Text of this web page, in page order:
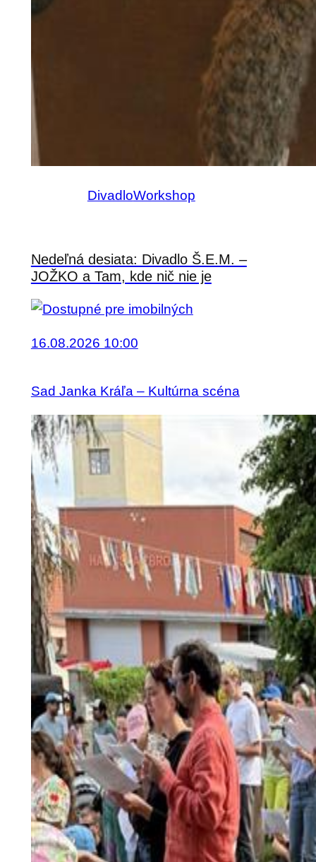
DivadloWorkshop
Nedeľná desiata: Divadlo Š.E.M. –
JOŽKO a Tam, kde nič nie je
16.08.2026 10:00
Sad Janka Kráľa – Kultúrna scéna